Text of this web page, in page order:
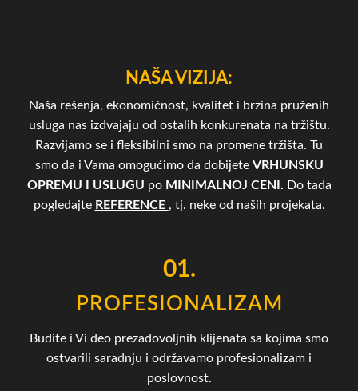
NAŠA VIZIJA:
Naša rešenja, ekonomičnost, kvalitet i brzina pruženih
usluga nas izdvajaju od ostalih konkurenata na tržištu.
Razvijamo se i fleksibilni smo na promene tržišta. Tu
smo da i Vama omogućimo da dobijete VRHUNSKU
OPREMU I USLUGU po MINIMALNOJ CENI. Do tada
pogledajte REFERENCE , tj. neke od naših projekata.
01.
PROFESIONALIZAM
Budite i Vi deo prezadovoljnih klijenata sa kojima smo
ostvarili saradnju i održavamo profesionalizam i
poslovnost.